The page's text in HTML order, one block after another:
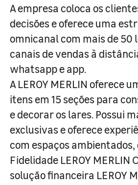
A empresa coloca os
decisões e oferece uma
omnicanal com mais de 50
canais de vendas à
whatsapp e app.
A LEROY MERLIN oferece
itens em 15 seções para
e decorar os lares. Possui
exclusivas e oferece
com espaços
Fidelidade LEROY MERLIN
solução financeira LEROY